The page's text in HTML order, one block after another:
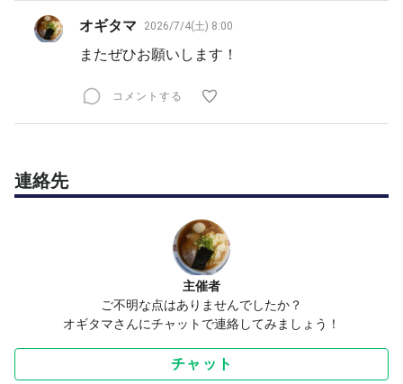
オギタマ 2026/7/4(土) 8:00
またぜひお願いします！
コメントする
連絡先
主催者
ご不明な点はありませんでしたか？
オギタマさんにチャットで連絡してみましょう！
チャット